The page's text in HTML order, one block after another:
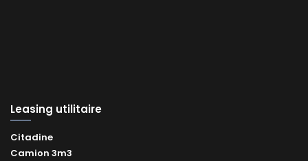
Leasing utilitaire
Citadine
Camion 3m3